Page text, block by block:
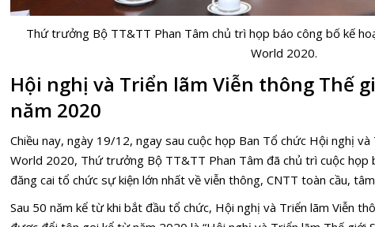
Thứ trưởng Bộ TT&TT Phan Tâm chủ trì họp báo công bố kế
World 2020.
Hội nghị và Triển lãm Viễn thông Thế
năm 2020
Chiều nay, ngày 19/12, ngay sau cuộc họp Ban Tổ chức Hội nghị
World 2020, Thứ trưởng Bộ TT&TT Phan Tâm đã chủ trì cuộc họp
đăng cai tổ chức sự kiện lớn nhất về viễn thông, CNTT toàn cầu,
Sau 50 năm kể từ khi bắt đầu tổ chức, Hội nghị và Triển lãm Viễn